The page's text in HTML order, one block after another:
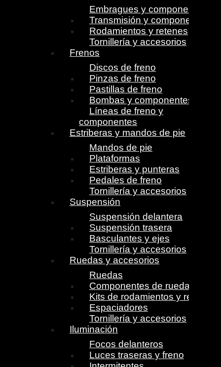
Embragues y componentes
Transmisión y componentes
Rodamientos y retenes
Tornillería y accesorios
Frenos
Discos de freno
Pinzas de freno
Pastillas de freno
Bombas y componentes
Líneas de freno y
componentes
Estriberas y mandos de pie
Mandos de pie
Plataformas
Estriberas y punteras
Pedales de freno
Tornillería y accesorios
Suspensión
Suspensión delantera
Suspensión trasera
Basculantes y ejes
Tornillería y accesorios
Ruedas y accesorios
Ruedas
Componentes de ruedas
Kits de rodamientos y retenes
Espaciadores
Tornillería y accesorios
Iluminación
Focos delanteros
Luces traseras y freno